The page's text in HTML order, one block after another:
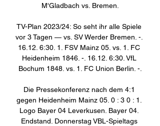
M'Gladbach vs. Bremen.
TV-Plan 2023/24: So seht ihr alle Spiele
vor 3 Tagen — vs. SV Werder Bremen. -.
16.12. 6:30. 1. FSV Mainz 05. vs. 1. FC
Heidenheim 1846. -. 16.12. 6:30. VfL
Bochum 1848. vs. 1. FC Union Berlin. -.
Die Pressekonferenz nach dem 4:1
gegen Heidenheim Mainz 05. 0 : 3 0 : 1.
Logo Bayer 04 Leverkusen. Bayer 04.
Endstand. Donnerstag VBL-Spieltags